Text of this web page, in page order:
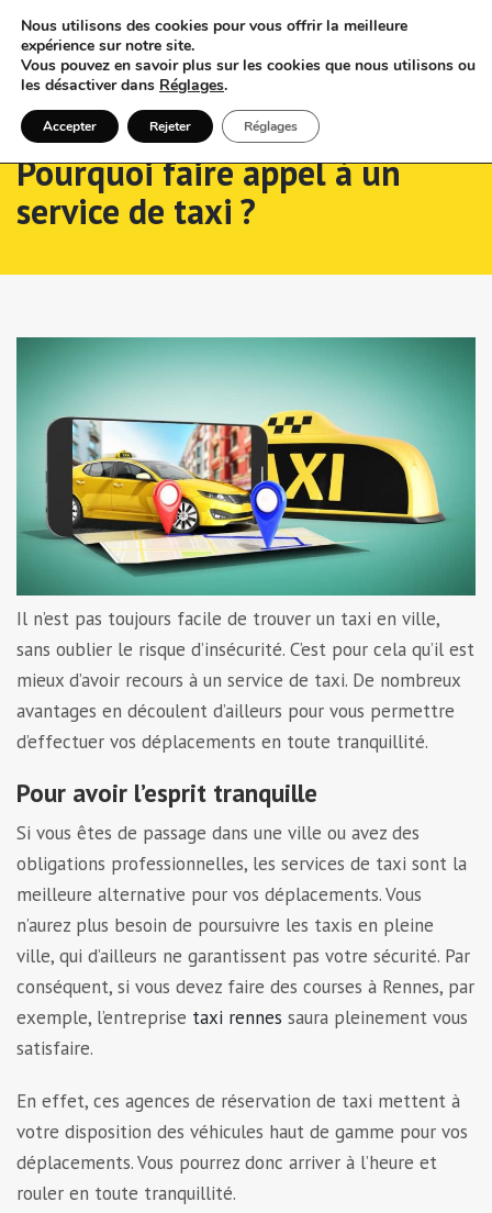
Pourquoi faire appel à un
service de taxi ?
Il n’est pas toujours facile de trouver un taxi en ville,
sans oublier le risque d’insécurité. C’est pour cela qu’il est
mieux d’avoir recours à un service de taxi. De nombreux
avantages en découlent d’ailleurs pour vous permettre
d’effectuer vos déplacements en toute tranquillité.
Pour avoir l’esprit tranquille
Si vous êtes de passage dans une ville ou avez des
obligations professionnelles, les services de taxi sont la
meilleure alternative pour vos déplacements. Vous
n’aurez plus besoin de poursuivre les taxis en pleine
ville, qui d’ailleurs ne garantissent pas votre sécurité. Par
conséquent, si vous devez faire des courses à Rennes, par
exemple, l’entreprise taxi rennes saura pleinement vous
satisfaire.
En effet, ces agences de réservation de taxi mettent à
votre disposition des véhicules haut de gamme pour vos
déplacements. Vous pourrez donc arriver à l’heure et
rouler en toute tranquillité.
Nous utilisons des cookies pour vous offrir la meilleure
expérience sur notre site.
Vous pouvez en savoir plus sur les cookies que nous utilisons ou
les désactiver dans Réglages.
Accepter Rejeter Réglages